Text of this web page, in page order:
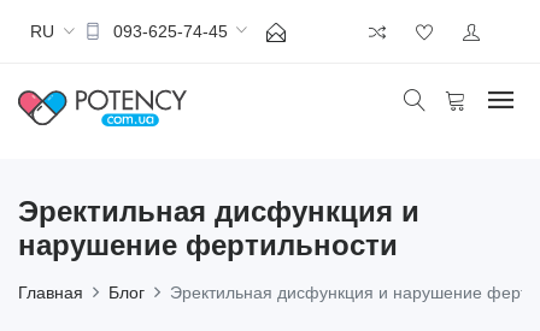
RU 093-625-74-45
Эректильная дисфункция и
нарушение фертильности
Главная Блог Эректильная дисфункция и нарушение